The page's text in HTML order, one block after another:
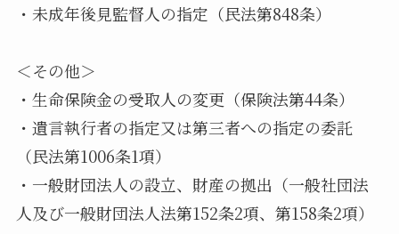
・未成年後見監督人の指定（民法第848条）
＜その他＞
・生命保険金の受取人の変更（保険法第44条）
・遺言執行者の指定又は第三者への指定の委託
（民法第1006条1項）
・一般財団法人の設立、財産の拠出（一般社団法
人及び一般財団法人法第152条2項、第158条2項）